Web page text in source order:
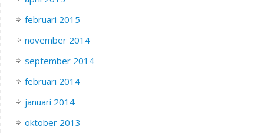
februari 2015
november 2014
september 2014
februari 2014
januari 2014
oktober 2013